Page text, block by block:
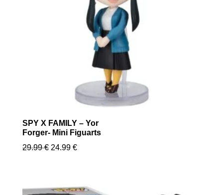
SPY X FAMILY – Yor
Forger- Mini Figuarts
29.99€ Le
était :
24.99 €Le
est :